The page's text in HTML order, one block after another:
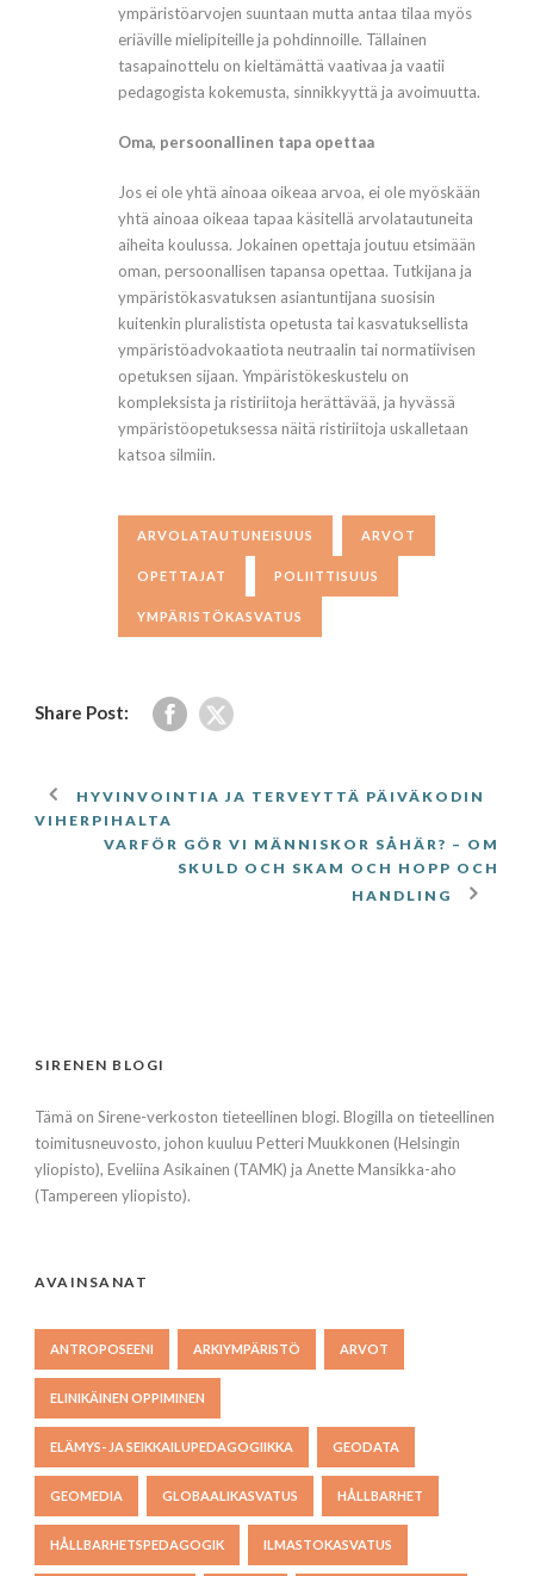
ympäristöarvojen suuntaan mutta antaa tilaa myös
eriäville mielipiteille ja pohdinnoille. Tällainen
tasapainottelu on kieltämättä vaativaa ja vaatii
pedagogista kokemusta, sinnikkyyttä ja avoimuutta.
Oma, persoonallinen tapa opettaa
Jos ei ole yhtä ainoaa oikeaa arvoa, ei ole myöskään
yhtä ainoaa oikeaa tapaa käsitellä arvolatautuneita
aiheita koulussa. Jokainen opettaja joutuu etsimään
oman, persoonallisen tapansa opettaa. Tutkijana ja
ympäristökasvatuksen asiantuntijana suosisin
kuitenkin pluralistista opetusta tai kasvatuksellista
ympäristöadvokaatiota neutraalin tai normatiivisen
opetuksen sijaan. Ympäristökeskustelu on
kompleksista ja ristiriitoja herättävää, ja hyvässä
ympäristöopetuksessa näitä ristiriitoja uskalletaan
katsoa silmiin.
ARVOLATAUTUNEISUUS ARVOT
OPETTAJAT POLIITTISUUS
YMPÄRISTÖKASVATUS
Share Post:
HYVINVOINTIA JA TERVEYTTÄ PÄIVÄKODIN
VIHERPIHALTA
VARFÖR GÖR VI MÄNNISKOR SÅHÄR? – OM
SKULD OCH SKAM OCH HOPP OCH
HANDLING
SIRENEN BLOGI
Tämä on Sirene-verkoston tieteellinen blogi. Blogilla on tieteellinen
toimitusneuvosto, johon kuuluu Petteri Muukkonen (Helsingin
yliopisto), Eveliina Asikainen (TAMK) ja Anette Mansikka-aho
(Tampereen yliopisto).
AVAINSANAT
ANTROPOSEENI ARKIYMPÄRISTÖ ARVOT
ELINIKÄINEN OPPIMINEN
ELÄMYS- JA SEIKKAILUPEDAGOGIIKKA GEODATA
GEOMEDIA GLOBAALIKASVATUS HÅLLBARHET
HÅLLBARHETSPEDAGOGIK ILMASTOKASVATUS